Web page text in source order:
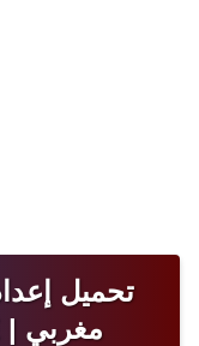
تحميل
مغربي | HEWA QUANTIZE